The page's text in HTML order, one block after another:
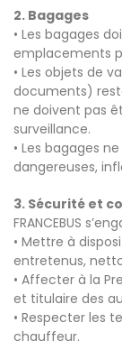
2. Bagages
• Les bagages
emplacements
• Les objets de
documents)
ne doivent pas
surveillance.
• Les bagages
dangereuses,
3. Sécurité et
FRANCEBUS
• Mettre à
entretenus,
• Affecter à la
et titulaire des
• Respecter les
chauffeur.